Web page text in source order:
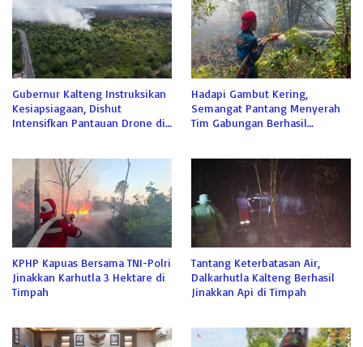
Gubernur Kalteng Instruksikan
Kesiapsiagaan, Dishut
Intensifkan Pantauan Drone di
Hadapi Gambut Kering,
Semangat Pantang Menyerah
Tim Gabungan Berhasil
KPHP Kapuas Bersama TNI-Polri
Jinakkan Karhutla 3 Hektare di
Timpah
Tantang Keterbatasan Air,
Dalkarhutla Kalteng Berhasil
Jinakkan Api di Timpah